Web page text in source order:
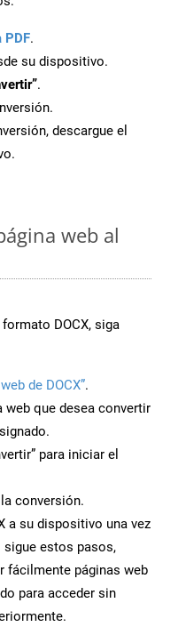
PDF.
su dispositivo.
.
descargue el
web al
DOCX, siga
de DOCX”.
web que desea convertir
para iniciar el
conversión.
a su dispositivo una vez
sigue estos pasos,
fácilmente páginas web
para acceder sin